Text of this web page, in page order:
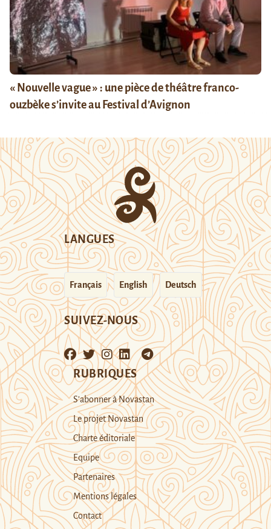
« Nouvelle vague » : une pièce de théâtre franco-
ouzbèke s’invite au Festival d’Avignon
LANGUES
Français English Deutsch
SUIVEZ-NOUS
RUBRIQUES
S’abonner à Novastan
Le projet Novastan
Charte éditoriale
Equipe
Partenaires
Mentions légales
Contact